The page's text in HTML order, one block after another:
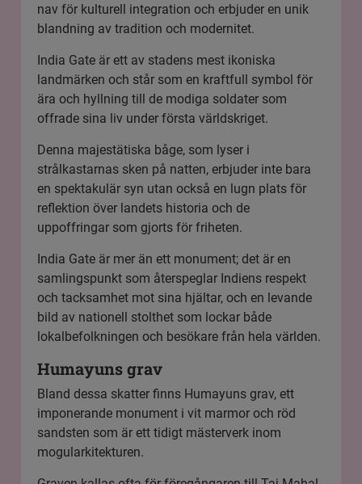
nav för kulturell integration och erbjuder en unik
blandning av tradition och modernitet.
India Gate är ett av stadens mest ikoniska
landmärken och står som en kraftfull symbol för
ära och hyllning till de modiga soldater som
offrade sina liv under första världskriget.
Denna majestätiska båge, som lyser i
strålkastarnas sken på natten, erbjuder inte bara
en spektakulär syn utan också en lugn plats för
reflektion över landets historia och de
uppoffringar som gjorts för friheten.
India Gate är mer än ett monument; det är en
samlingspunkt som återspeglar Indiens respekt
och tacksamhet mot sina hjältar, och en levande
bild av nationell stolthet som lockar både
lokalbefolkningen och besökare från hela världen.
Humayuns grav
Bland dessa skatter finns Humayuns grav, ett
imponerande monument i vit marmor och röd
sandsten som är ett tidigt mästerverk inom
mogularkitekturen.